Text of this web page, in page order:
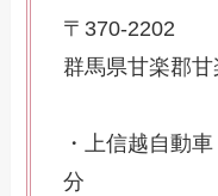
〒370-2202
群馬県甘楽郡
・上信越自動
分